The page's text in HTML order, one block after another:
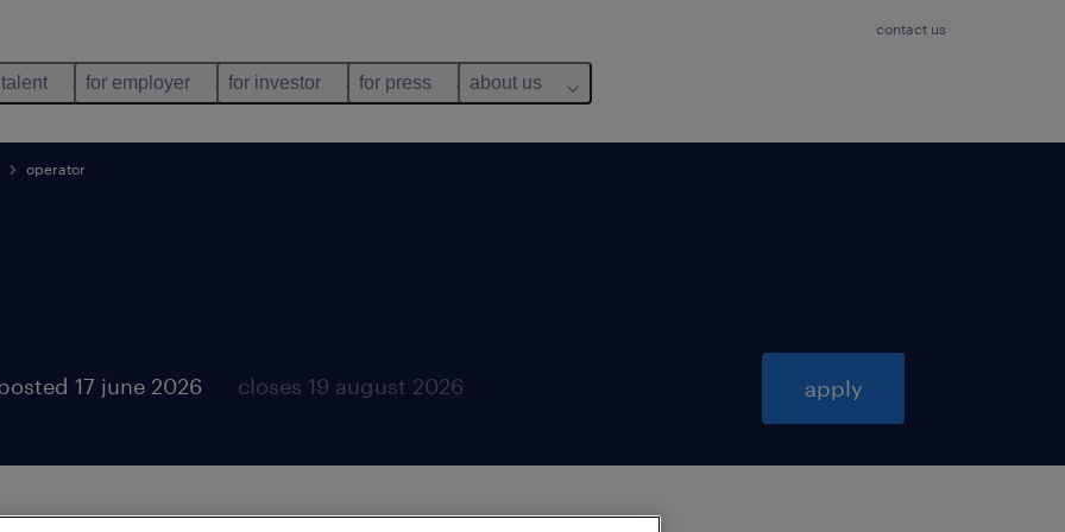
contact us
for employer for investor for press about us
operator
17 june 2026 closes 19 august 2026 apply